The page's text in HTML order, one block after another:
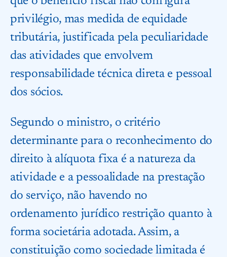
privilégio, mas medida de equidade
tributária, justificada pela peculiaridade
das atividades que envolvem
responsabilidade técnica direta e pessoal
dos sócios.
Segundo o ministro, o critério
determinante para o reconhecimento do
direito à alíquota fixa é a natureza da
atividade e a pessoalidade na prestação
do serviço, não havendo no
ordenamento jurídico restrição quanto à
forma societária adotada. Assim, a
constituição como sociedade limitada é